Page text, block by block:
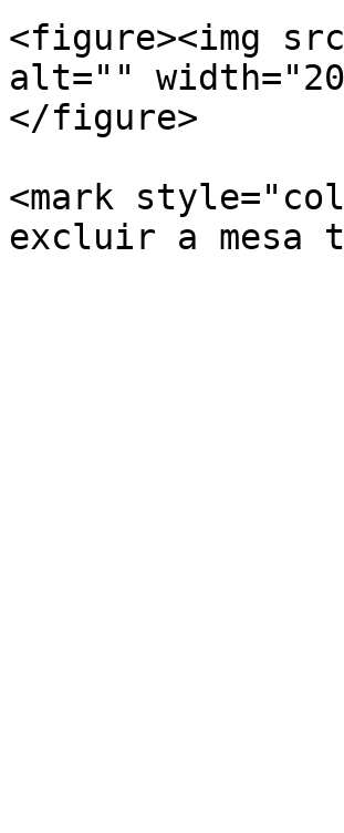
<figure><img
alt=""
</figure>
<mark